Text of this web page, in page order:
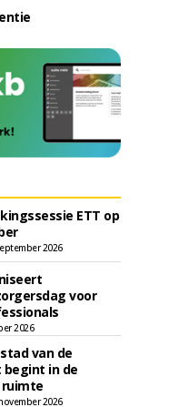
ETT op
2026
voor
2026
van de
in de
ruimte
2026